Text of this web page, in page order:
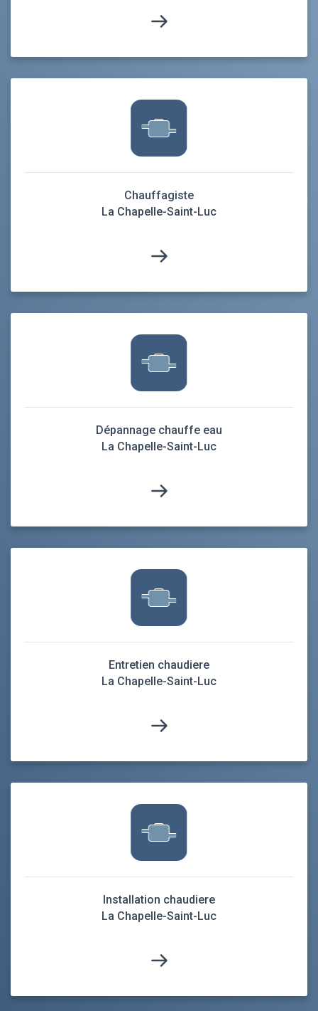
Chauffagiste
La Chapelle-Saint-Luc
Dépannage chauffe eau
La Chapelle-Saint-Luc
Entretien chaudiere
La Chapelle-Saint-Luc
Installation chaudiere
La Chapelle-Saint-Luc